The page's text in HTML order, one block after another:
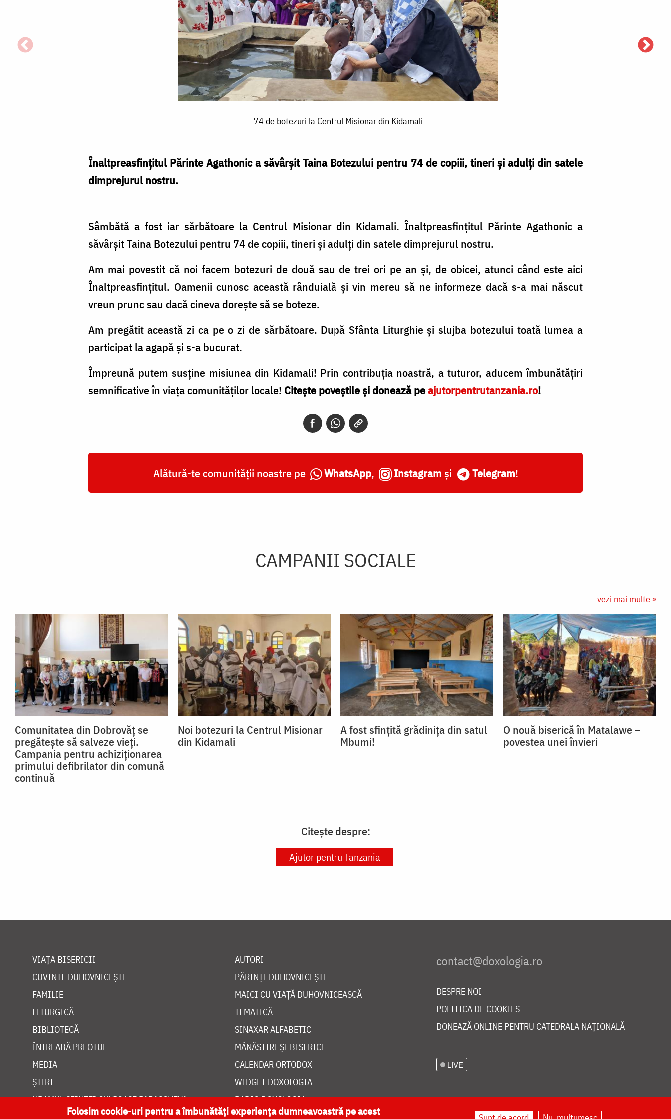
74 de botezuri la Centrul Misionar din Kidamali
Înaltpreasfințitul Părinte Agathonic a săvârșit Taina Botezului pentru 74 de copiii, tineri și adulți din satele
dimprejurul nostru.
Sâmbătă a fost iar sărbătoare la Centrul Misionar din Kidamali. Înaltpreasfințitul Părinte Agathonic a
săvârșit Taina Botezului pentru 74 de copiii, tineri și adulți din satele dimprejurul nostru.
Am mai povestit că noi facem botezuri de două sau de trei ori pe an și, de obicei, atunci când este aici
Înaltpreasfințitul. Oamenii cunosc această rânduială și vin mereu să ne informeze dacă s-a mai născut
vreun prunc sau dacă cineva dorește să se boteze.
Am pregătit această zi ca pe o zi de sărbătoare. După Sfânta Liturghie și slujba botezului toată lumea a
participat la agapă și s-a bucurat.
Împreună putem susține misiunea din Kidamali! Prin contribuția noastră, a tuturor, aducem îmbunătățiri
semnificative în viața comunităților locale! Citește poveștile și donează peajutorpentrutanzania.ro!
Alătură-te comunității noastre pe WhatsApp, Instagram și Telegram!
CAMPANII SOCIALE
vezi mai multe »
Comunitatea din Dobrovăț se
pregătește să salveze vieți.
Campania pentru achiziționarea
primului defibrilator din comună
continuă
Noi botezuri la Centrul Misionar
din Kidamali
A fost sfințită grădinița din satul
Mbumi!
O nouă biserică în Matalawe –
povestea unei învieri
Citește despre:
Ajutor pentru Tanzania
VIAȚA BISERICII
CUVINTE DUHOVNICEȘTI
FAMILIE
LITURGICĂ
BIBLIOTECĂ
ÎNTREABĂ PREOTUL
MEDIA
ȘTIRI
HRAMUL SFINTEI CUVIOASE PARASCHEVA
AUTORI
PĂRINȚI DUHOVNICEȘTI
MAICI CU VIAȚĂ DUHOVNICEASCĂ
TEMATICĂ
SINAXAR ALFABETIC
MĂNĂSTIRI ȘI BISERICI
CALENDAR ORTODOX
WIDGET DOXOLOGIA
RADIO DOXOLOGIA
DESPRE NOI
POLITICA DE COOKIES
DONEAZĂ ONLINE PENTRU CATEDRALA NAȚIONALĂ
LIVE
Folosim cookie-uri pentru a îmbunătăți experiența dumneavoastră pe acest